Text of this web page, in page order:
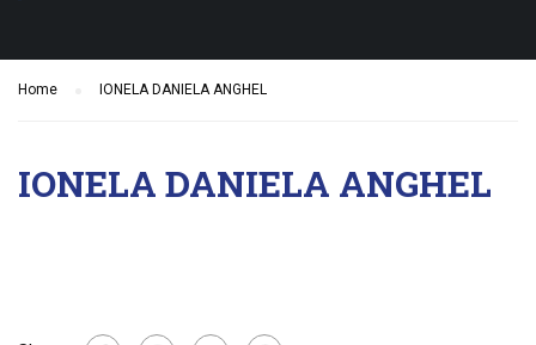
Home IONELA DANIELA ANGHEL
IONELA DANIELA ANGHEL